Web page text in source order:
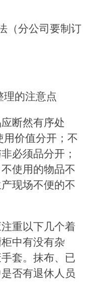
（分公司要制订
理的注意点
断然有序处
价值分开；不
必须品分开；
使用的物品不
现场不便的不
重以下几个着
中有没有杂
套。抹布、已
否有退休人员